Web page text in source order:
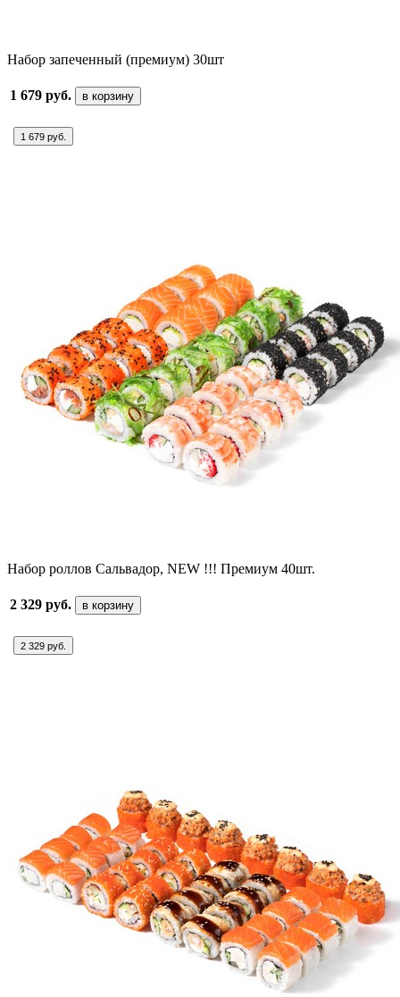
Набор запеченный (премиум) 30шт
1 679 руб. в корзину
1 679 руб.
Набор роллов Сальвадор, NEW !!! Премиум 40шт.
2 329 руб. в корзину
2 329 руб.